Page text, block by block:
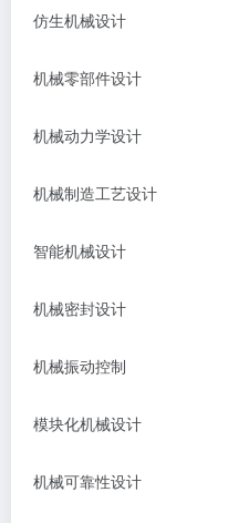
仿生机械设计
机械零部件设计
机械动力学设计
机械制造工艺设计
智能机械设计
机械密封设计
机械振动控制
模块化机械设计
机械可靠性设计